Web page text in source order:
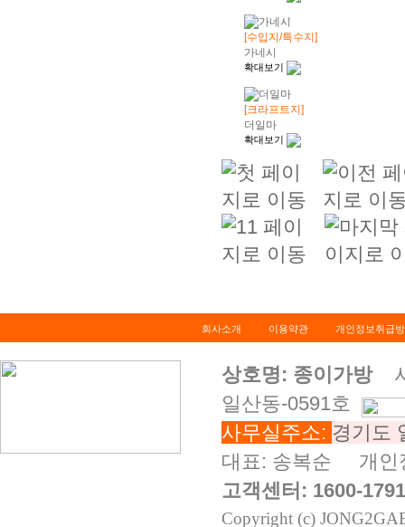
[수입지/특수지]
가네시
확대보기
[크라프트지]
더일마
확대보기
회사소개 이용약관 개인정보취급
상호명: 종이가방사
일산동-0591호
사무실주소: 경기도
대표: 송복순 개인
고객센터: 1600-1791
Copyright (c)